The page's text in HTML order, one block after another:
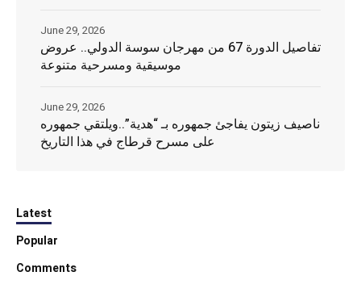
تفاصيل الدورة 67 من مهرجان سوسة الدولي.. عروض
موسيقية ومسرحية متنوعة
June 29, 2026
ناصيف زيتون يفاجئ جمهوره بـ “هدية”..ويلتقي جمهوره
على مسرح قرطاج في هذا التاريخ
June 29, 2026
Latest
Popular
Comments